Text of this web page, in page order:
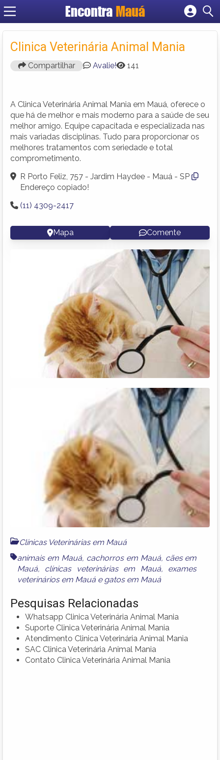
EncontraMauá
Criar conta
Clinica Veterinária Animal Mania
Compartilhar Avalie! 141
A Clinica Veterinária Animal Mania em Mauá, oferece o
que há de melhor e mais moderno para a saúde de seu
melhor amigo. Equipe capacitada e especializada nas
mais variadas disciplinas. Tudo para proporcionar os
melhores tratamentos com seriedade e total
comprometimento.
R Porto Feliz, 757 - Jardim Haydee - Mauá - SP
Endereço copiado!
(11) 4309-2417
Mapa Comente
Clínicas Veterinárias em Mauá
animais em Mauá, cachorros em Mauá, cães em
Mauá, clínicas veterinárias em Mauá, exames
veterinários em Mauá e gatos em Mauá
Pesquisas Relacionadas
Whatsapp Clinica Veterinária Animal Mania
Suporte Clinica Veterinária Animal Mania
Atendimento Clinica Veterinária Animal Mania
SAC Clinica Veterinária Animal Mania
Contato Clinica Veterinária Animal Mania